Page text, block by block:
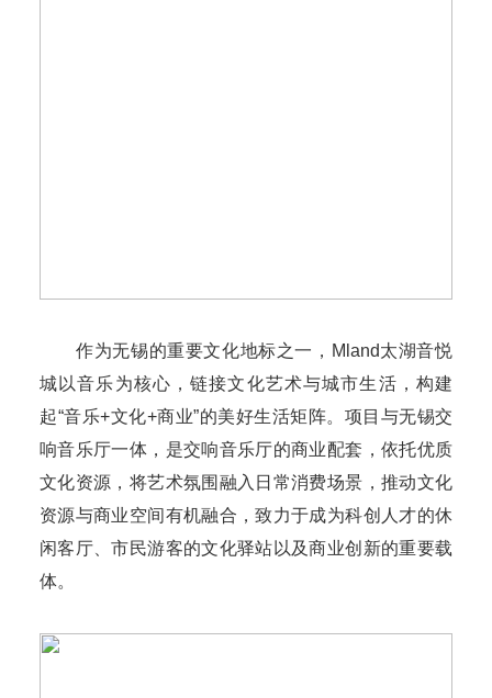
作为无锡的重要文化地标之一，Mland太湖音悦
城以音乐为核心，链接文化艺术与城市生活，构建
起“音乐+文化+商业”的美好生活矩阵。项目与无锡交
响音乐厅一体，是交响音乐厅的商业配套，依托优质
文化资源，将艺术氛围融入日常消费场景，推动文化
资源与商业空间有机融合，致力于成为科创人才的休
闲客厅、市民游客的文化驿站以及商业创新的重要载
体。